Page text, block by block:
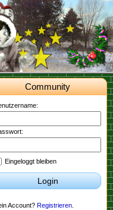
Community
Eingeloggt bleiben
Login
Account? Registrieren